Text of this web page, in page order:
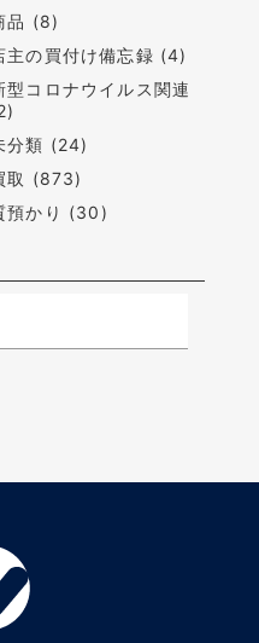
品 (8)
主の買付け備忘録 (4)
型コロナウイルス関連
分類 (24)
取 (873)
預かり (30)